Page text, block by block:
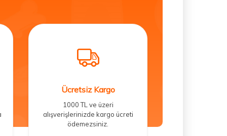
Ücretsiz Kargo
1000 TL ve üzeri
alışverişlerinizde kargo ücreti
ödemezsiniz.